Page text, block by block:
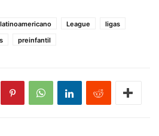
latinoamericano League
ligas
preinfantil